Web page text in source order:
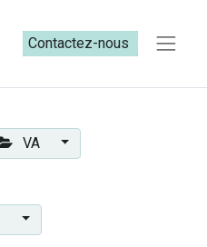
Contactez-nous​​
VA